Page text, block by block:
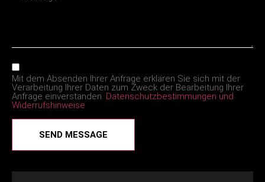
Mit dem Absenden Ihrer Anfrage erklären Sie sich mit der
Verarbeitung Ihrer Daten zum Zweck der Bearbeitung Ihrer
Anfrage einverstanden. Datenschutzbestimmungen und
Widerrufshinweise
SEND MESSAGE